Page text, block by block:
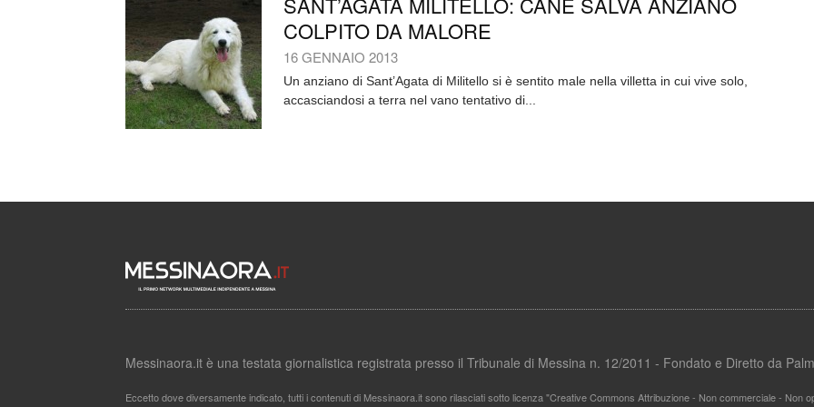
COLPITO DA MALORE
16 GENNAIO 2013
Un anziano di Sant’Agata di Militello si è sentito male nella villetta in cui vive solo,
accasciandosi a terra nel vano tentativo di...
Messinaora.it è una testata giornalistica registrata presso il Tribunale di Messina n. 12/2011 - Fondato e Diretto da
Eccetto dove diversamente indicato, tutti i contenuti di Messinaora.it sono rilasciati sotto licenza "Creative Commons Attribuzione - Non commerciale - Non